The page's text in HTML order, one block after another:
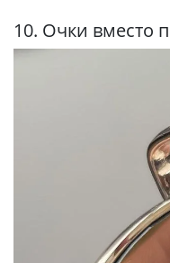
10. Очки вместо